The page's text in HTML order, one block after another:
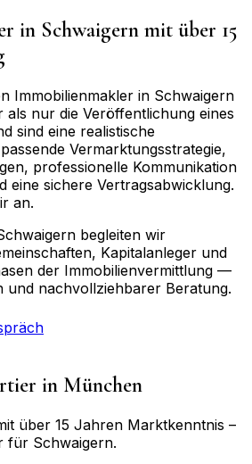
in Schwaigern mit über 15
Immobilienmakler in Schwaigern
nur die Veröffentlichung eines
sind eine realistische
Vermarktungsstrategie,
professionelle Kommunikation
eine sichere Vertragsabwicklung.
an.
begleiten wir
Kapitalanleger und
der Immobilienvermittlung —
und nachvollziehbarer Beratung.
in München
über 15 Jahren Marktkenntnis –
für Schwaigern.